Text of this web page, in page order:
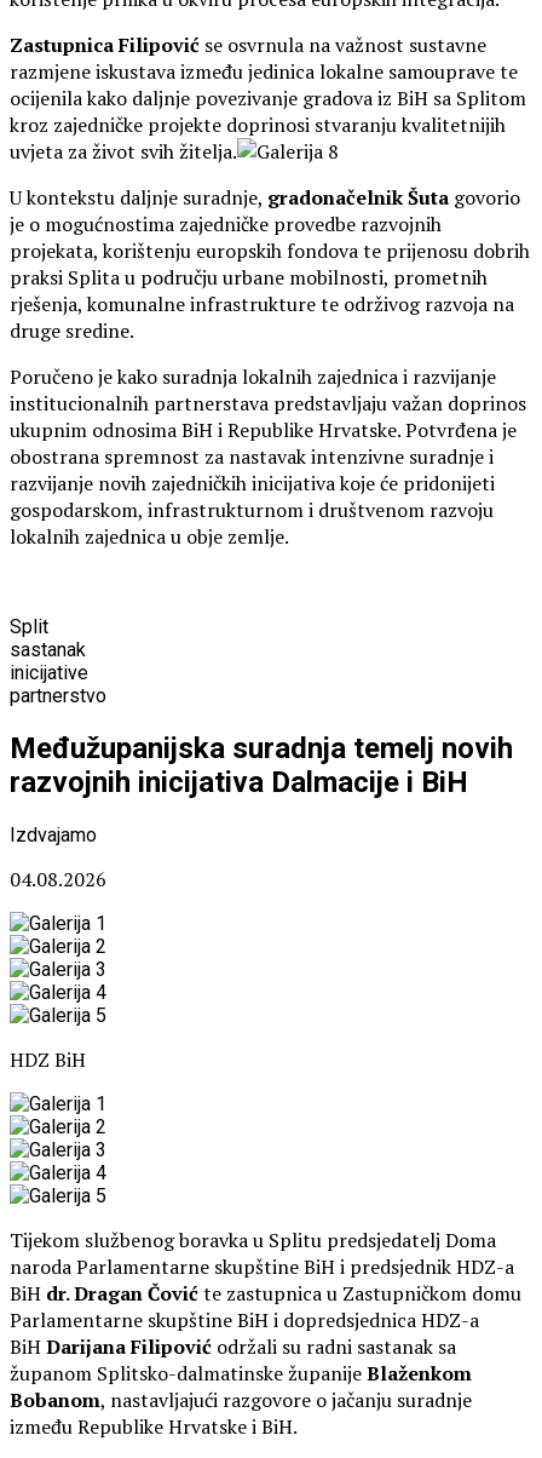
Zastupnica Filipović se osvrnula na važnost sustavne
razmjene iskustava između jedinica lokalne samouprave te
ocijenila kako daljnje povezivanje gradova iz BiH sa Splitom
kroz zajedničke projekte doprinosi stvaranju kvalitetnijih
uvjeta za život svih žitelja.
U kontekstu daljnje suradnje, gradonačelnik Šuta govorio
je o mogućnostima zajedničke provedbe razvojnih
projekata, korištenju europskih fondova te prijenosu dobrih
praksi Splita u području urbane mobilnosti, prometnih
rješenja, komunalne infrastrukture te održivog razvoja na
druge sredine.
Poručeno je kako suradnja lokalnih zajednica i razvijanje
institucionalnih partnerstava predstavljaju važan doprinos
ukupnim odnosima BiH i Republike Hrvatske. Potvrđena je
obostrana spremnost za nastavak intenzivne suradnje i
razvijanje novih zajedničkih inicijativa koje će pridonijeti
gospodarskom, infrastrukturnom i društvenom razvoju
lokalnih zajednica u obje zemlje.
Split
sastanak
inicijative
partnerstvo
Međužupanijska suradnja temelj novih
razvojnih inicijativa Dalmacije i BiH
Izdvajamo
04.08.2026
HDZ BiH
Tijekom službenog boravka u Splitu predsjedatelj Doma
naroda Parlamentarne skupštine BiH i predsjednik HDZ-a
BiH dr. Dragan Čovićte zastupnica u Zastupničkom domu
Parlamentarne skupštine BiH i dopredsjednica HDZ-a
BiHDarijana Filipović održali su radni sastanak sa
županom Splitsko-dalmatinske županijeBlaženkom
Bobanom, nastavljajući razgovore o jačanju suradnje
između Republike Hrvatske i BiH.